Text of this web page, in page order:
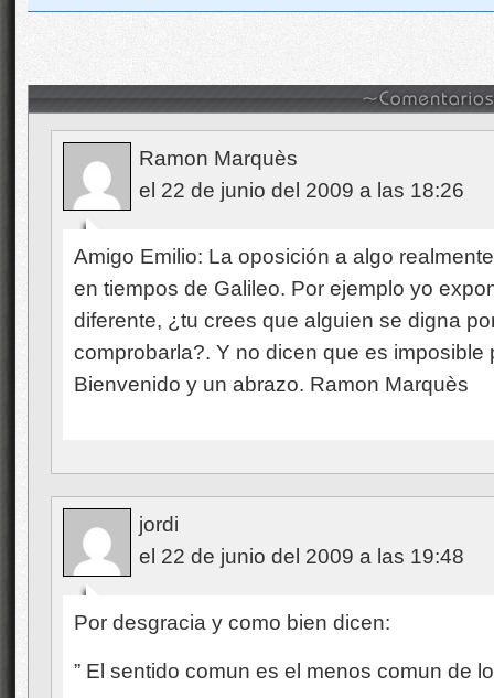
Ramon Marquès
el 22 de junio del 2009 a las 18:26
Amigo Emilio: La oposición a algo
en tiempos de Galileo. Por ejemplo yo
diferente, ¿tu crees que alguien se digna
comprobarla?. Y no dicen que es
Bienvenido y un abrazo. Ramon Marquès
jordi
el 22 de junio del 2009 a las 19:48
Por desgracia y como bien dicen:
” El sentido comun es el menos comun de